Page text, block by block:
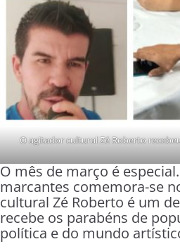
O agitador cultural Zé Roberto
O mês de março é
marcantes comemora-se
cultural Zé Roberto é um
recebe os parabéns de
política e do mundo